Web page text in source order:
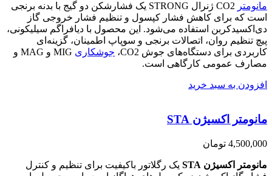
مانومتر
CO2 ژنرال STRONG یک فشارشکن دو گیج با بدنه برنجی
است که برای کاهش فشار کپسول و تنظیم فشار خروجی گاز
دی‌اکسیدکربن استفاده می‌شود. این محصول با دیافراگم سیلیکونی،
پیچ تنظیم روان، اتصالات برنجی و سوپاپ اطمینان، گزینه‌ای
کاربردی برای دستگاه‌های جوش CO2،
جوشکاری
MIG و MAG و
مصارف عمومی کارگاهی است.
افزودن به سبد خرید
مانومتر اکسیژن STA
4,500,000 تومان
مانومتر اکسیژن STA
یک رگلاتور باکیفیت برای تنظیم و کنترل